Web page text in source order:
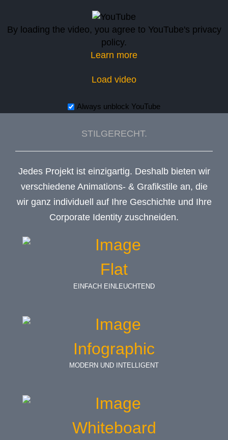
By loading the video, you agree to YouTube's privacy
policy.
Learn more
Load video
Always unblock YouTube
STILGERECHT.
Jedes Projekt ist einzigartig. Deshalb bieten wir
verschiedene Animations- & Grafikstile an, die
wir ganz individuell auf Ihre Geschichte und Ihre
Corporate Identity zuschneiden.
Flat
EINFACH EINLEUCHTEND
Infographic
MODERN UND INTELLIGENT
Whiteboard